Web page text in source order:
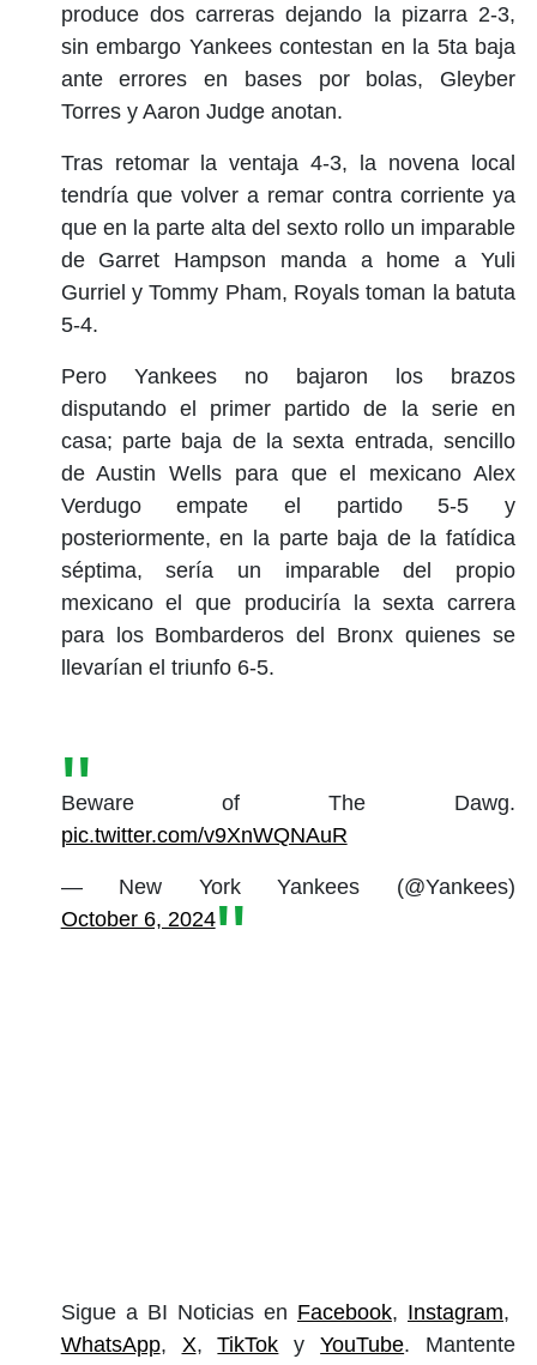
produce dos carreras dejando la pizarra 2-3,
sin embargo Yankees contestan en la 5ta baja
ante errores en bases por bolas, Gleyber
Torres y Aaron Judge anotan.
Tras retomar la ventaja 4-3, la novena local
tendría que volver a remar contra corriente ya
que en la parte alta del sexto rollo un imparable
de Garret Hampson manda a home a Yuli
Gurriel y Tommy Pham, Royals toman la batuta
5-4.
Pero Yankees no bajaron los brazos
disputando el primer partido de la serie en
casa; parte baja de la sexta entrada, sencillo
de Austin Wells para que el mexicano Alex
Verdugo empate el partido 5-5 y
posteriormente, en la parte baja de la fatídica
séptima, sería un imparable del propio
mexicano el que produciría la sexta carrera
para los Bombarderos del Bronx quienes se
llevarían el triunfo 6-5.
Beware of The Dawg.
pic.twitter.com/v9XnWQNAuR
— New York Yankees (@Yankees)
October 6, 2024
Sigue a BI Noticias en Facebook, Instagram,
WhatsApp, X,TikTok yYouTube. Mantente